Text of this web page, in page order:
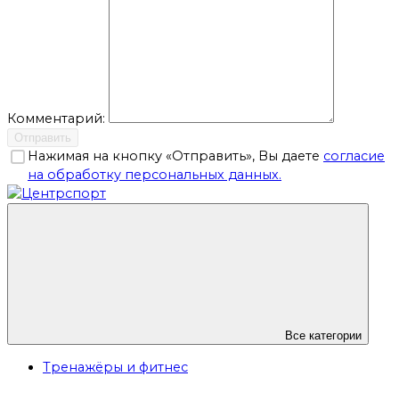
Комментарий:
Отправить
Нажимая на кнопку «Отправить», Вы даете согласие
на обработку персональных данных.
Все категории
Тренажёры и фитнес